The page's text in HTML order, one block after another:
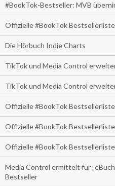
#BookTok-Bestseller: MVB
Offizielle #BookTok
Die Hörbuch Indie Charts
TikTok und Media Control
TikTok und Media Control
Offizielle #BookTok
Offizielle #BookTok
Offizielle #BookTok
Media Control ermittelt für
Bestseller